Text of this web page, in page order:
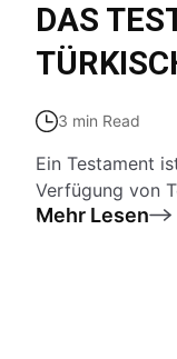
DAS
3 min Read
Ein Testament
Verfügung von
Mehr Lesen